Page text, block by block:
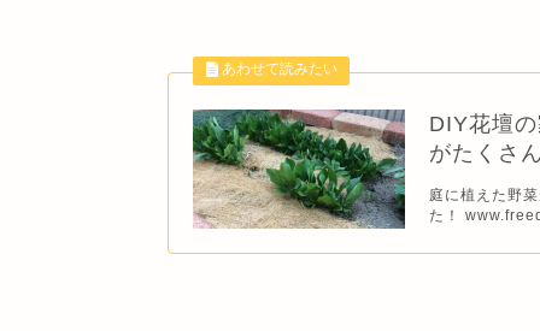
DIY花壇
がたくさ
庭に植えた野
た！